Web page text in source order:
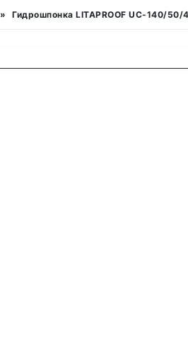
» Гидрошпонка LITAPROOF UC-140/50/